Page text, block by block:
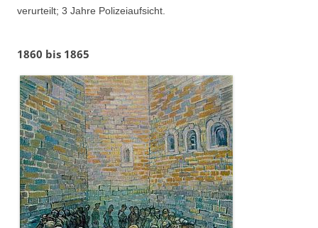
verurteilt; 3 Jahre Polizeiaufsicht.
1860 bis 1865